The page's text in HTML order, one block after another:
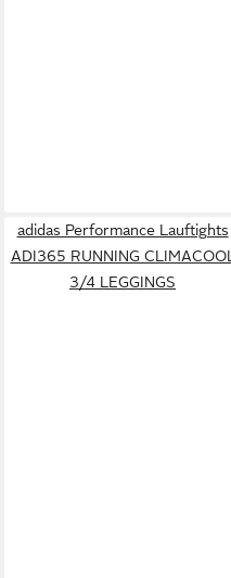
adidas Performance Lauftights
ADI365 RUNNING CLIMACOOL
3/4 LEGGINGS